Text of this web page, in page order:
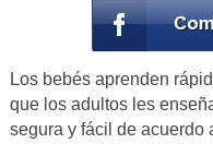
Los bebés aprenden
que los adultos les
segura y fácil de acuerdo